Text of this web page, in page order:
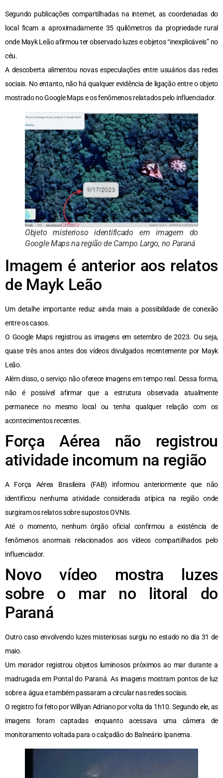
Segundo publicações compartilhadas na internet, as coordenadas do
local ficam a aproximadamente 35 quilômetros da propriedade rural
onde Mayk Leão afirmou ter observado luzes e objetos “inexplicáveis” no
céu.
A descoberta alimentou novas especulações entre usuários das redes
sociais. No entanto, não há qualquer evidência de ligação entre o objeto
mostrado no Google Maps e os fenômenos relatados pelo influenciador.
Objeto misterioso identificado em imagem do
Google Maps na região de Campo Largo, no Paraná
Imagem é anterior aos relatos
de Mayk Leão
Um detalhe importante reduz ainda mais a possibilidade de conexão
entre os casos.
O Google Maps registrou as imagens em setembro de 2023. Ou seja,
quase três anos antes dos vídeos divulgados recentemente por Mayk
Leão.
Além disso, o serviço não oferece imagens em tempo real. Dessa forma,
não é possível afirmar que a estrutura observada atualmente
permanece no mesmo local ou tenha qualquer relação com os
acontecimentos recentes.
Força Aérea não registrou
atividade incomum na região
A Força Aérea Brasileira (FAB) informou anteriormente que não
identificou nenhuma atividade considerada atípica na região onde
surgiram os relatos sobre supostos OVNIs.
Até o momento, nenhum órgão oficial confirmou a existência de
fenômenos anormais relacionados aos vídeos compartilhados pelo
influenciador.
Novo vídeo mostra luzes
sobre o mar no litoral do
Paraná
Outro caso envolvendo luzes misteriosas surgiu no estado no dia 31 de
maio.
Um morador registrou objetos luminosos próximos ao mar durante a
madrugada em Pontal do Paraná. As imagens mostram pontos de luz
sobre a água e também passaram a circular nas redes sociais.
O registro foi feito por Willyan Adriano por volta da 1h10. Segundo ele, as
imagens foram captadas enquanto acessava uma câmera de
monitoramento voltada para o calçadão do Balneário Ipanema.